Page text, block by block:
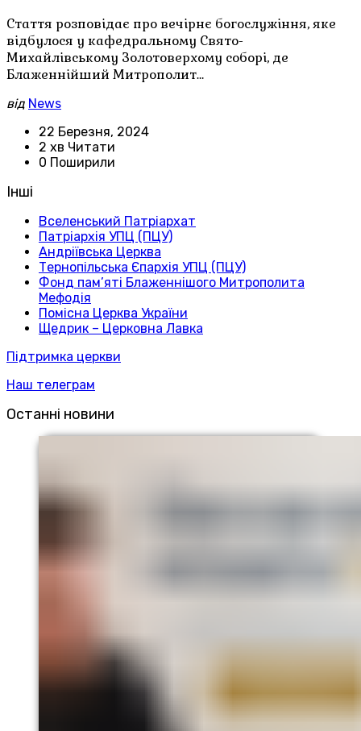
Стаття розповідає про вечірнє богослужіння, яке
відбулося у кафедральному Свято-
Михайлівському Золотоверхому соборі, де
Блаженнійший Митрополит…
від News
22 Березня, 2024
2 хв Читати
0 Поширили
Інші
Вселенський Патріархат
Патріархія УПЦ (ПЦУ)
Андріївська Церква
Тернопільська Єпархія УПЦ (ПЦУ)
Фонд пам’яті Блаженнішого Митрополита
Мефодія
Помісна Церква України
Щедрик – Церковна Лавка
Підтримка церкви
Наш телеграм
Останні новини